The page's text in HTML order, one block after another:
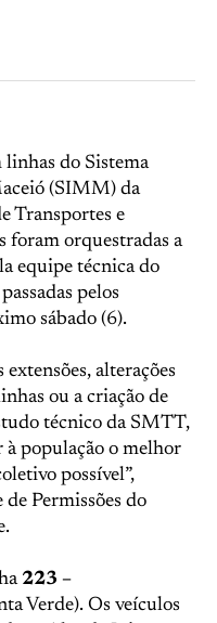
linhas do Sistema
(SIMM) da
Transportes e
foram orquestradas a
equipe técnica do
pelos
sábado (6).
extensões, alterações
ou a criação de
técnico da SMTT,
à população o melhor
possível”,
Permissões do
223 –
Verde). Os veículos